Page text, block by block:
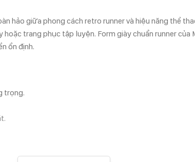
hảo giữa phong cách retro runner và hiệu năng thể
trang phục tập luyện. Form giày chuẩn runner của
ổn định.
trọng.